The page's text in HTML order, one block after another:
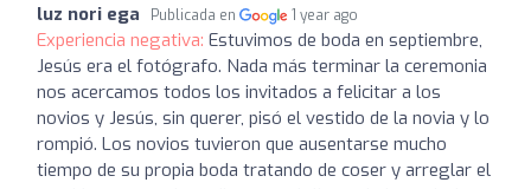
luz nori ega Publicada en 1 year ago
Experiencia negativa: Estuvimos de boda en septiembre,
Jesús era el fotógrafo. Nada más terminar la ceremonia
nos acercamos todos los invitados a felicitar a los
novios y Jesús, sin querer, pisó el vestido de la novia y lo
rompió. Los novios tuvieron que ausentarse mucho
tiempo de su propia boda tratando de coser y arreglar el